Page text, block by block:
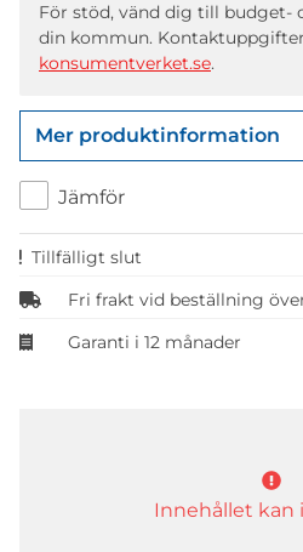
För stöd, vänd dig till budget-
din kommun.
konsumentverket.se.
Mer produktinformation
Jämför
Tillfälligt slut
Fri frakt vid beställning
Garanti i 12 månader
Innehållet kan